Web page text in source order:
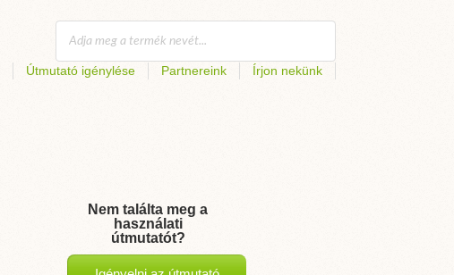
Útmutató igénylése Partnereink Írjon nekünk
Nem találta meg a
használati
útmutatót?